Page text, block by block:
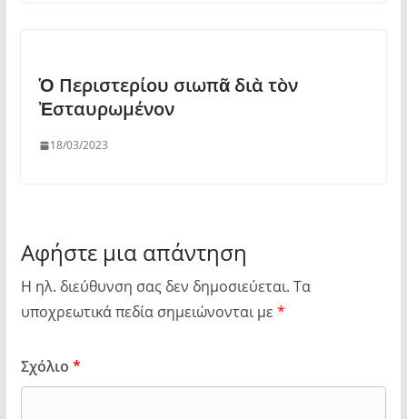
Ὁ Περιστερίου σιωπᾶ διὰ τὸν
Ἐσταυρωμένον
18/03/2023
Αφήστε μια απάντηση
Η ηλ. διεύθυνση σας δεν δημοσιεύεται. Τα
υποχρεωτικά πεδία σημειώνονται με *
Σχόλιο *